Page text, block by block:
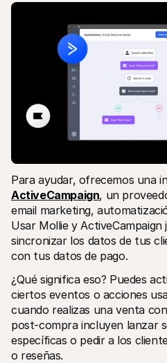
ActiveCampaign, un
email marketing,
Usar Mollie y
sincronizar los datos de tus
con tus datos de pago.
¿Qué significa eso? Puedes
ciertos eventos o acciones
cuando realizas una venta
post-compra incluyen lanzar
específicas o pedir a los
o reseñas.